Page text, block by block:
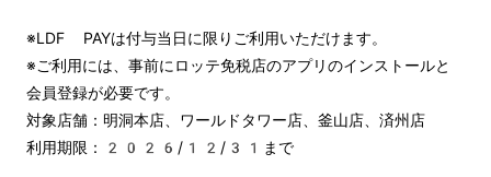
※LDF PAYは付与当日に限りご利用いただけます。
※ご利用には、事前にロッテ免税店のアプリのインストールと
会員登録が必要です。
対象店舗：明洞本店、ワールドタワー店、釜山店、済州店
利用期限：2026/12/31まで